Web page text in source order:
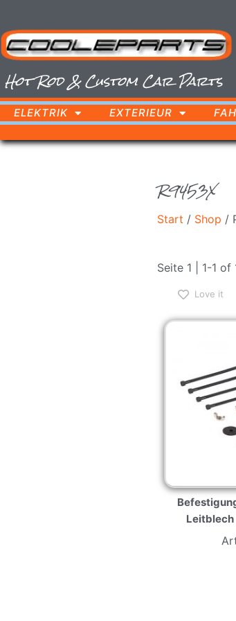
Hot Rod & Custom Car Parts
ELEKTRIK EXTERIEUR
R9453X
Start / Shop /
Seite 1 | 1-1 of
Love it